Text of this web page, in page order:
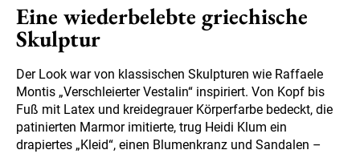
Eine wiederbelebte griechische
Skulptur
Der Look war von klassischen Skulpturen wie Raffaele
Montis „Verschleierter Vestalin“ inspiriert. Von Kopf bis
Fuß mit Latex und kreidegrauer Körperfarbe bedeckt, die
patinierten Marmor imitierte, trug Heidi Klum ein
drapiertes „Kleid“, einen Blumenkranz und Sandalen –